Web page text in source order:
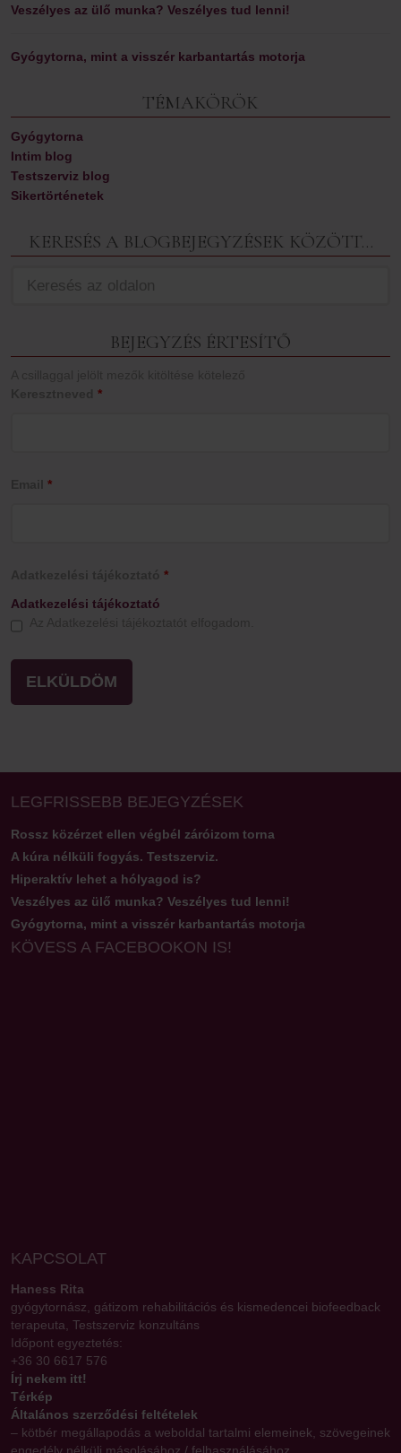
Veszélyes az ülő munka? Veszélyes tud lenni!
Gyógytorna, mint a visszér karbantartás motorja
TÉMAKÖRÖK
Gyógytorna
Intim blog
Testszerviz blog
Sikertörténetek
KERESÉS A BLOGBEJEGYZÉSEK KÖZÖTT…
BEJEGYZÉS ÉRTESÍTŐ
*
*
*
Adatkezelési tájékoztató
LEGFRISSEBB BEJEGYZÉSEK
Rossz közérzet ellen végbél záróizom torna
A kúra nélküli fogyás. Testszerviz.
Hiperaktív lehet a hólyagod is?
Veszélyes az ülő munka? Veszélyes tud lenni!
Gyógytorna, mint a visszér karbantartás motorja
KÖVESS A FACEBOOKON IS!
KAPCSOLAT
Haness Rita
gyógytornász, gátizom rehabilitációs és kismedencei biofeedback
terapeuta, Testszerviz konzultáns
Időpont egyeztetés:
+36 30 6617 576
Írj nekem itt!
Térkép
Általános szerződési feltételek
– kötbér megállapodás a weboldal tartalmi elemeinek, szövegeinek